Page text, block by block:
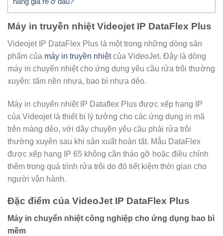
Máy in truyền nhiệt Videojet IP DataFlex Plus
Videojet IP DataFlex Plus là một trong những dòng sản
phẩm của máy in truyền nhiệtcủa VideoJet. Đây là dòng
máy in chuyển nhiệt cho ứng dụng yêu cầu rửa trôi thường
xuyên: tấm nền nhựa, bao bì nhựa dẻo.
Máy in chuyển nhiệt IP Dataflex Plus được xếp hạng IP
của Videojet là thiết bị lý tưởng cho các ứng dụng in mã
trên màng dẻo, với dây chuyền yêu cầu phải rửa trôi
thường xuyên sau khi sản xuất hoàn tất. Mẫu DataFlex
được xếp hạng IP 65 không cần tháo gỡ hoặc điều chỉnh
thêm trong quá trình rửa trôi do đó tiết kiệm thời gian cho
người vận hành.
Đặc điểm của VideoJet IP DataFlex Plus
Máy in chuyển nhiệt công nghiệp cho ứng dụng bao bì
mềm